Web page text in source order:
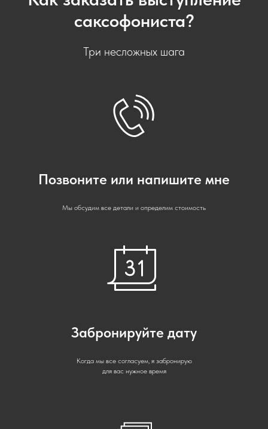
саксофониста?
Три несложных шага
Позвоните или напишите мне
Мы обсудим все детали и определим стоимость
Забронируйте дату
Когда мы все согласуем, я забронирую
для вас нужное время